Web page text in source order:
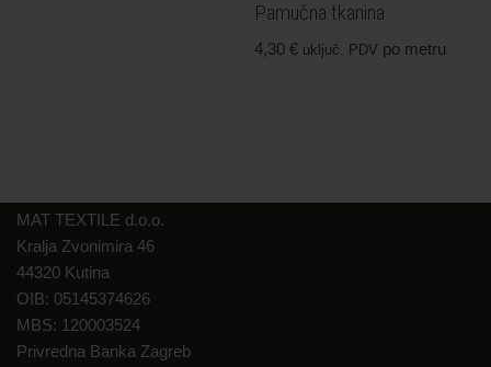
Pamučna tkanina
4,30€ uključ. PDV po metru
MAT TEXTILE d.o.o.
Kralja Zvonimira 46
44320 Kutina
OIB: 05145374626
MBS: 120003524
Privredna Banka Zagreb